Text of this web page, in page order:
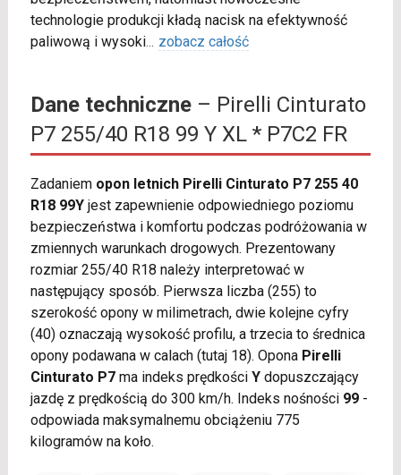
technologie produkcji kładą nacisk na efektywność
paliwową i wysoki... zobacz całość
Dane techniczne– Pirelli Cinturato
P7 255/40 R18 99 Y XL * P7C2 FR
Zadaniem opon letnich Pirelli Cinturato P7 255 40
R18 99Yjest zapewnienie odpowiedniego poziomu
bezpieczeństwa i komfortu podczas podróżowania w
zmiennych warunkach drogowych. Prezentowany
rozmiar 255/40 R18 należy interpretować w
następujący sposób. Pierwsza liczba (255) to
szerokość opony w milimetrach, dwie kolejne cyfry
(40) oznaczają wysokość profilu, a trzecia to średnica
opony podawana w calach (tutaj 18). Opona Pirelli
Cinturato P7ma indeks prędkości Ydopuszczający
jazdę z prędkością do 300 km/h. Indeks nośności 99-
odpowiada maksymalnemu obciążeniu 775
kilogramów na koło.